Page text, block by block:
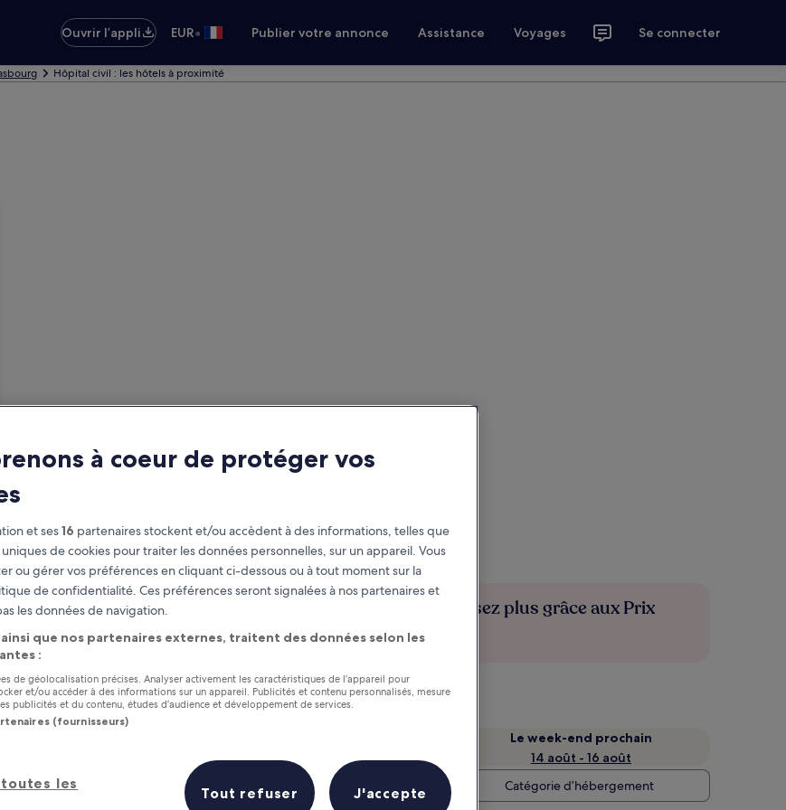
Ouvrir l’appli EUR• Publier votre annonce Assistance Voyages Se connecter
Hôpital civil : les hôtels à proximité
Gagnez des récompenses pour
chaque nuit séjournée
Économisez plus grâce aux Prix
membres
7 août - 9 août
Le week-end prochain
14 août - 16 août
Prix (croissant) Distance Catégorie d’hébergement
à coeur de protéger vos
et ses16 partenaires stockent et/ou accèdent à des informations, telles que
de cookies pour traiter les données personnelles, sur un appareil. Vous
ou gérer vos préférences en cliquant ci-dessous ou à tout moment sur la
de confidentialité. Ces préférences seront signalées à nos partenaires et
les données de navigation.
que nos partenaires externes, traitent des données selon les
:
de géolocalisation précises. Analyser activement les caractéristiques de l’appareil pour
et/ou accéder à des informations sur un appareil. Publicités et contenu personnalisés, mesure
publicités et du contenu, études d’audience et développement de services.
(fournisseurs)
les
Tout refuser J'accepte